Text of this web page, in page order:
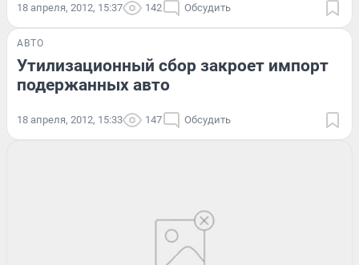
18 апреля, 2012, 15:37 142 Обсудить
АВТО
Утилизационный сбор закроет импорт
подержанных авто
18 апреля, 2012, 15:33 147 Обсудить